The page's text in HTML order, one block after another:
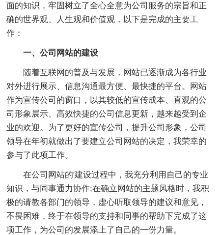
面的知识，牢固树立了全心全意为公司服务的宗旨和正
确的世界观、人生观和价值观，以下是完成的主要工
作：
一、公司网站的建设
随着互联网的普及与发展，网站已逐渐成为各行业
对外进行展示、信息沟通最方便、最快捷的平台。网站
作为宣传公司的窗口，以其较低的宣传成本、直观的公
司形象展示、高效快捷的公司信息更新，越来越受到企
业的欢迎。为了更好的宣传公司，提升公司形象，公司
领导在年初就做出了要建立公司网站的决定，我荣幸的
参与了此项工作。
在公司网站的'建设过程中，我充分利用自己的专业
知识，与同事通力协作;在确立网站的主题风格时，我积
极的请教各部门的领导，虚心听取领导的建议和意见，
不畏困难，终于在领导的支持和同事的帮助下完成了这
项工作，为公司的发展添上了自己的一份力量。